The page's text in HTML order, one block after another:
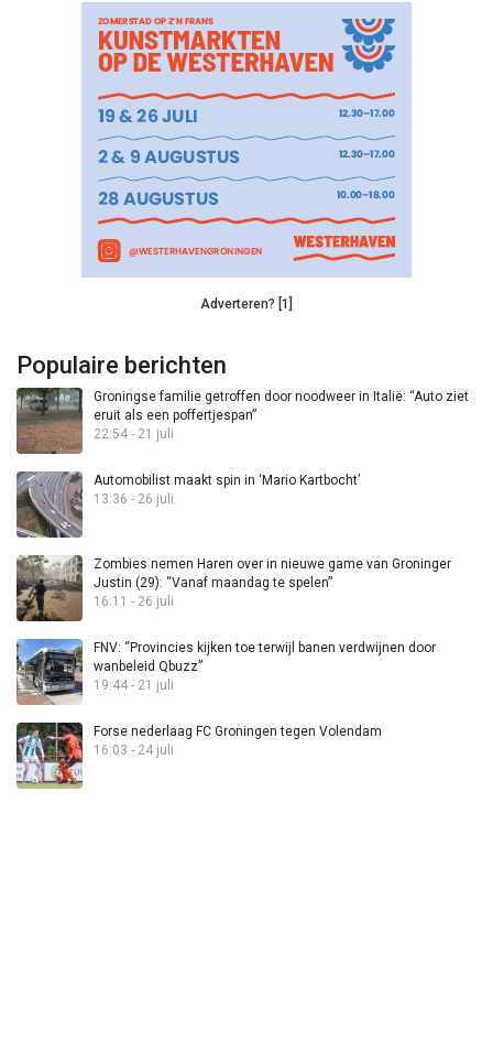
Adverteren? [1]
Populaire berichten
Groningse familie getroffen door noodweer in Italië: “Auto ziet
eruit als een poffertjespan”
22:54 - 21 juli
Automobilist maakt spin in ‘Mario Kartbocht’
13:36 - 26 juli
Zombies nemen Haren over in nieuwe game van Groninger
Justin (29): “Vanaf maandag te spelen”
16:11 - 26 juli
FNV: “Provincies kijken toe terwijl banen verdwijnen door
wanbeleid Qbuzz”
19:44 - 21 juli
Forse nederlaag FC Groningen tegen Volendam
16:03 - 24 juli